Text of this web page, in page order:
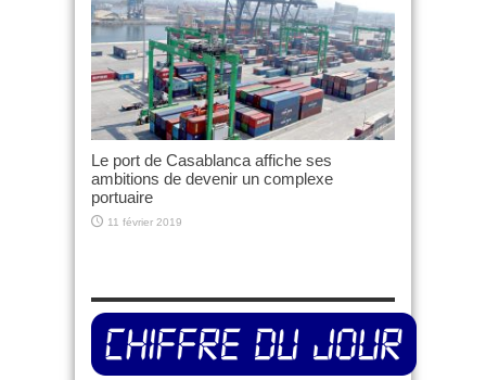
Le port de Casablanca affiche ses
ambitions de devenir un complexe
portuaire
11 février 2019